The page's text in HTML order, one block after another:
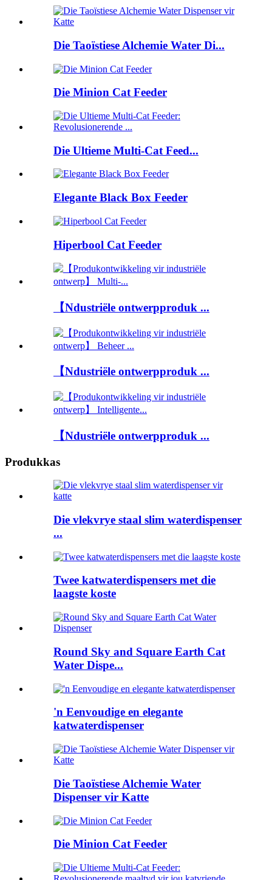
Die Taoïstiese Alchemie Water Di...
Die Minion Cat Feeder
Die Ultieme Multi-Cat Feed...
Elegante Black Box Feeder
Hiperbool Cat Feeder
【Ndustriële ontwerpproduk ...
【Ndustriële ontwerpproduk ...
【Ndustriële ontwerpproduk ...
Produkkas
Die vlekvrye staal slim waterdispenser
...
Twee katwaterdispensers met die
laagste koste
Round Sky and Square Earth Cat
Water Dispe...
'n Eenvoudige en elegante
katwaterdispenser
Die Taoïstiese Alchemie Water
Dispenser vir Katte
Die Minion Cat Feeder